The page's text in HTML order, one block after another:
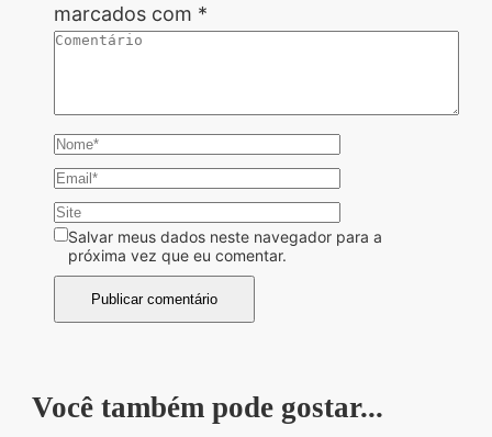
marcados com *
Salvar meus dados neste navegador para a
próxima vez que eu comentar.
Você também pode gostar...